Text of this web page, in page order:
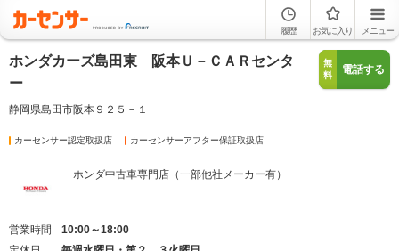
履歴 お気に入り メニュー
ホンダカーズ島田東 阪本Ｕ－ＣＡＲセンタ
ー
静岡県島田市阪本９２５－１
無
料
電話する
カーセンサー認定取扱店 カーセンサーアフター保証取扱店
ホンダ中古車専門店（一部他社メーカー有）
営業時間
10:00～18:00